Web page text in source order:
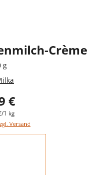
Crème
g
€
1 kg
Versand